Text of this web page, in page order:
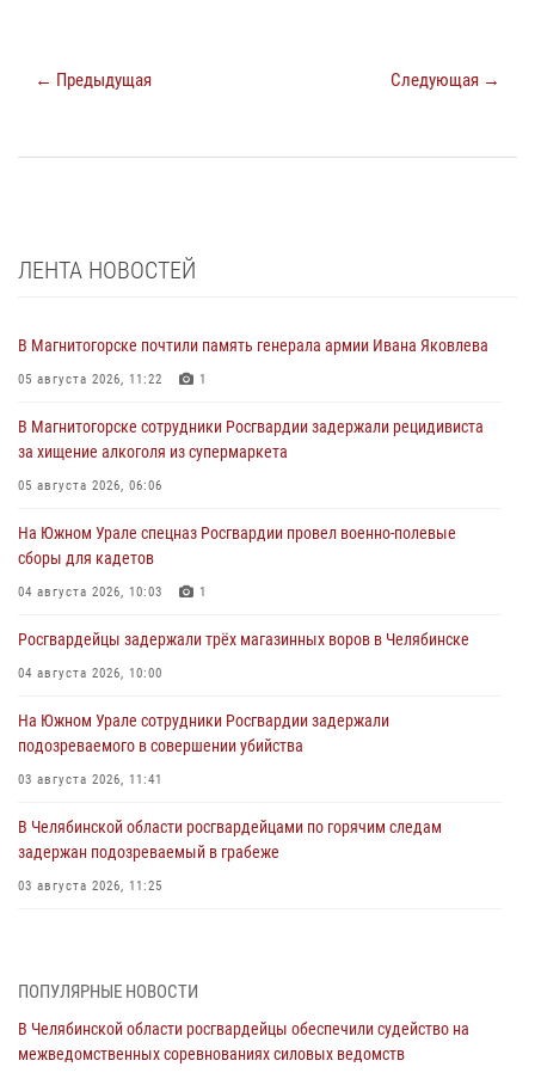
← Предыдущая Следующая →
ЛЕНТА НОВОСТЕЙ
В Магнитогорске почтили память генерала армии Ивана Яковлева
05 августа 2026, 11:22 1
В Магнитогорске сотрудники Росгвардии задержали рецидивиста
за хищение алкоголя из супермаркета
05 августа 2026, 06:06
На Южном Урале спецназ Росгвардии провел военно-полевые
сборы для кадетов
04 августа 2026, 10:03 1
Росгвардейцы задержали трёх магазинных воров в Челябинске
04 августа 2026, 10:00
На Южном Урале сотрудники Росгвардии задержали
подозреваемого в совершении убийства
03 августа 2026, 11:41
В Челябинской области росгвардейцами по горячим следам
задержан подозреваемый в грабеже
03 августа 2026, 11:25
03 августа 2026, 09:22 1
Авиация Росгвардии совершила более 250 санитарных вылетов в
Донецкой Народной Республике
ПОПУЛЯРНЫЕ НОВОСТИ
В Челябинской области росгвардейцы обеспечили судейство на
межведомственных соревнованиях силовых ведомств